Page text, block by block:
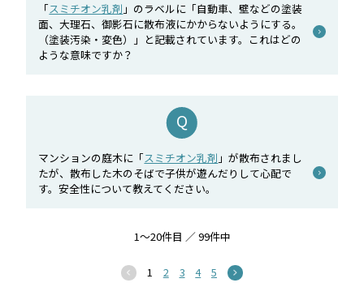
「スミチオン乳剤 」のラベルに「自動車、壁などの塗装
面、大理石、御影石に散布液にかからないようにする。
（塗装汚染・変色）」と記載されています。これはどの
ような意味ですか？
マンションの庭木に「スミチオン乳剤 」が散布されまし
たが、散布した木のそばで子供が遊んだりして心配で
す。安全性について教えてください。
1～20件目 ／ 99件中
1 2 3 4 5